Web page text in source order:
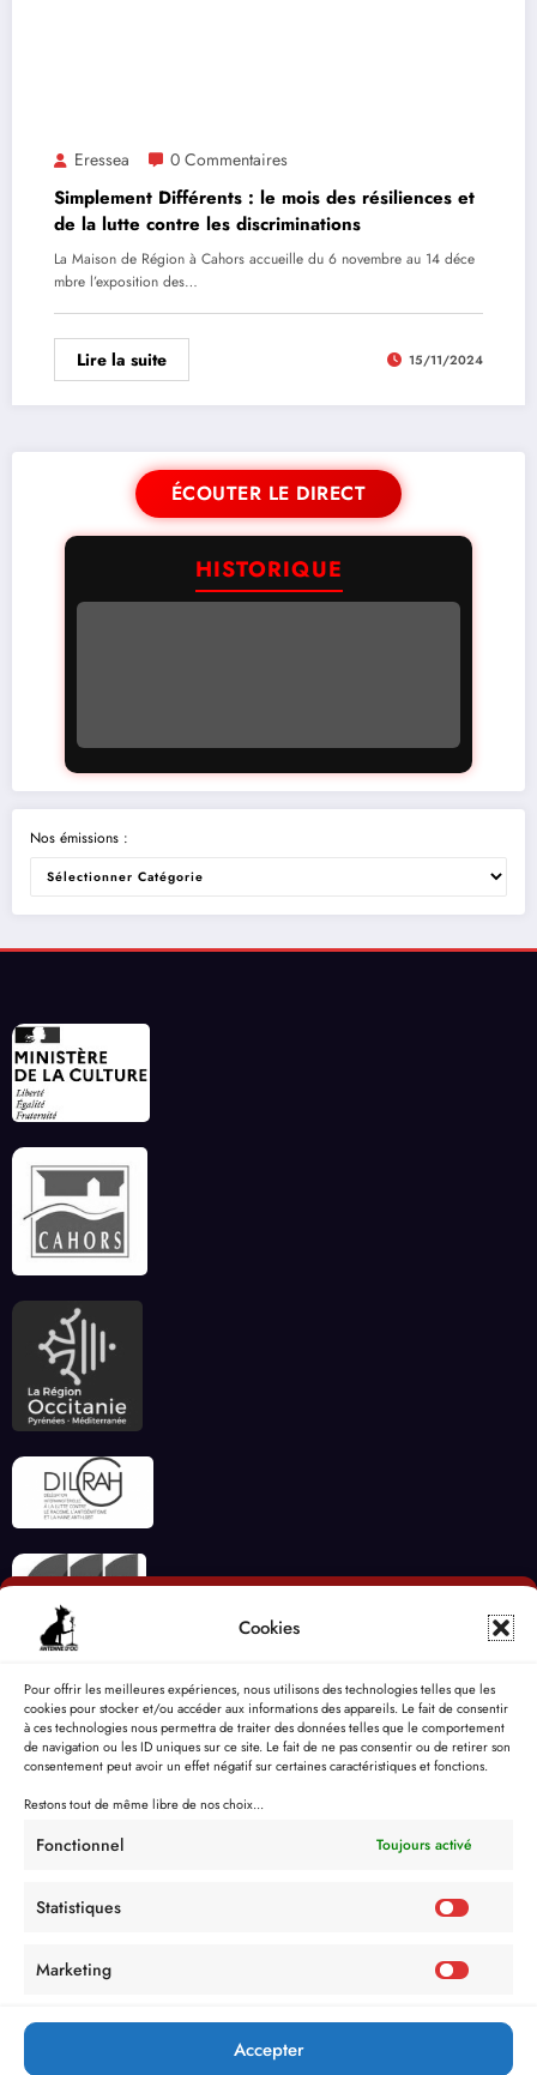
Cookies
Pour offrir les meilleures expériences, nous utilisons des technologies telles que les
cookies pour stocker et/ou accéder aux informations des appareils. Le fait de consentir
à ces technologies nous permettra de traiter des données telles que le comportement
de navigation ou les ID uniques sur ce site. Le fait de ne pas consentir ou de retirer son
consentement peut avoir un effet négatif sur certaines caractéristiques et fonctions.
Restons tout de même libre de nos choix...
Fonctionnel Toujours activé
Statistiques
Marketing
Accepter
Eressea 0 Commentaires
Simplement Différents : le mois des résiliences et
de la lutte contre les discriminations
La Maison de Région à Cahors accueille du 6 novembre au 14 déce
mbre l’exposition des…
Lire la suite 15/11/2024
ÉCOUTER LE DIRECT
HISTORIQUE
Nos émissions :